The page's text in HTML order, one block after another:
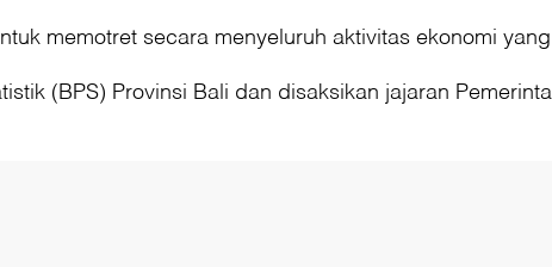
memotret secara menyeluruh aktivitas ekonomi
(BPS) Provinsi Bali dan disaksikan jajaran